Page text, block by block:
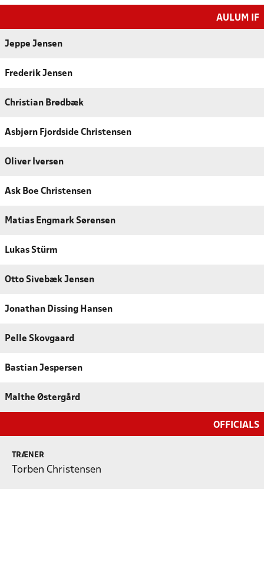
AULUM IF
Jeppe Jensen
Frederik Jensen
Christian Brødbæk
Asbjørn Fjordside Christensen
Oliver Iversen
Ask Boe Christensen
Matias Engmark Sørensen
Lukas Stürm
Otto Sivebæk Jensen
Jonathan Dissing Hansen
Pelle Skovgaard
Bastian Jespersen
Malthe Østergård
OFFICIALS
TRÆNER
Torben Christensen